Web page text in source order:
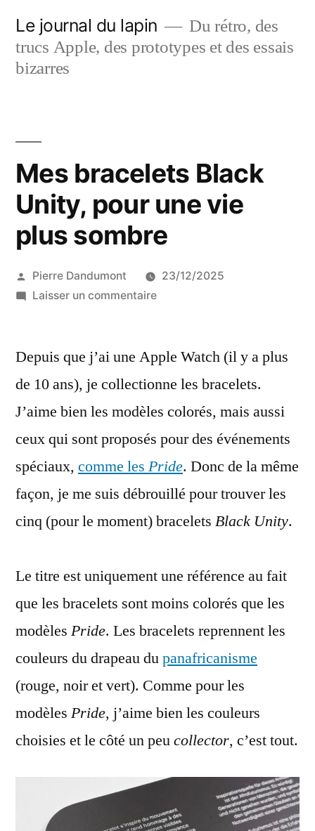
contenu
Le journal du lapin
Du rétro, des
trucs Apple, des prototypes et des essais
bizarres
Mes bracelets Black
Unity, pour une vie
plus sombre
Publié
par
Pierre Dandumont
23/12/2025
Laisser un commentairesur
Black
pour
une
plus
sombre
Depuis que j’ai une Apple Watch (il y a plus
de 10 ans), je collectionne les bracelets.
J’aime bien les modèles colorés, mais aussi
ceux qui sont proposés pour des événements
spéciaux, comme les Pride. Donc de la même
façon, je me suis débrouillé pour trouver les
cinq (pour le moment) bracelets Black Unity.
Le titre est uniquement une référence au fait
que les bracelets sont moins colorés que les
modèles Pride. Les bracelets reprennent les
couleurs du drapeau dupanafricanisme
(rouge, noir et vert). Comme pour les
modèles Pride, j’aime bien les couleurs
choisies et le côté un peucollector, c’est tout.